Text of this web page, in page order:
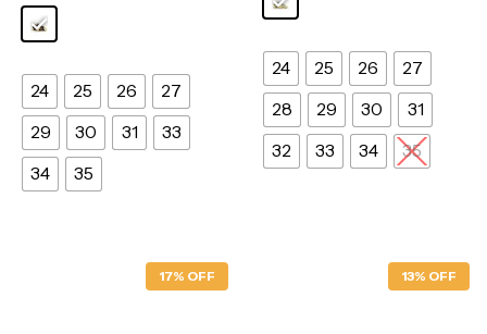
24 25 26
27
29
30 31
33
34
35
24 25 26
27
28
29 30
31
32
33 34 35
17% OFF 13% OFF